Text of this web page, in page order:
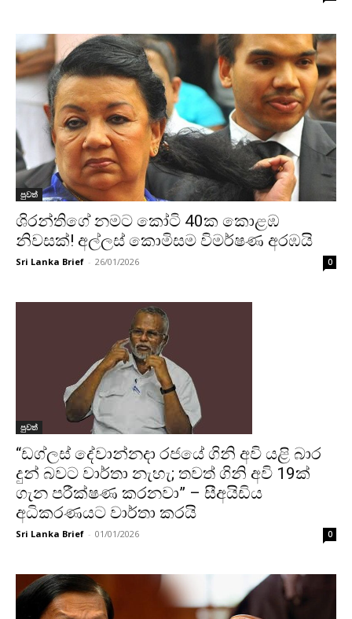
පුවත්
ශිරන්තිගේ නමට කෝටි 40ක කොළඹ
නිවසක්! අල්ලස් කොමිසම විමර්ෂණ අරඹයි
Sri Lanka Brief - 26/01/2026 0
පුවත්
“ඩග්ලස් දේවාන්නදා රජයේ ගිනි අවි යළි බාර
දුන් බවට වාර්තා නැහැ; තවත් ගිනි අවි 19ක්
ගැන පරීක්ෂණ කරනවා” – සීඅයිඩිය
අධිකරණයට වාර්තා කරයි
Sri Lanka Brief - 01/01/2026 0